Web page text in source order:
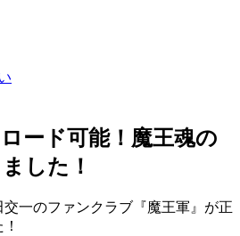
ード可能！魔王魂の
した！
一のファンクラブ『魔王軍』が正